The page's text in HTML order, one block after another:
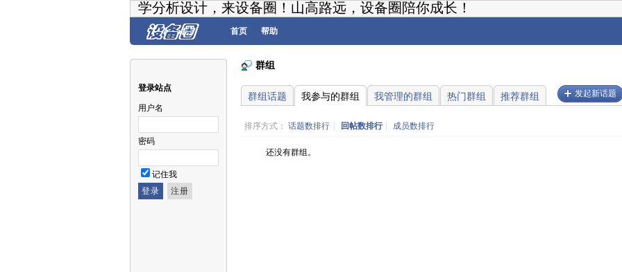
学分析设计，来设备圈！山高路远，设备圈陪你成长！
首页 帮助
登录站点
用户名
密码
记住我
群组
群组话题 我参与的群组 我管理的群组 热门群组 推荐群组 发起新话题
排序方式： 话题数排行 回帖数排行 成员数排行
还没有群组。